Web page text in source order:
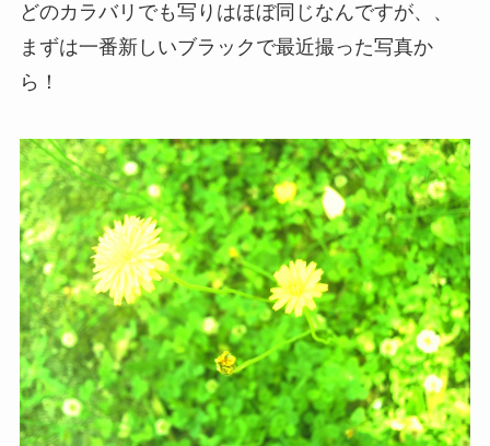
どのカラバリでも写りはほぼ同じなんですが、、
まずは一番新しいブラックで最近撮った写真か
ら！